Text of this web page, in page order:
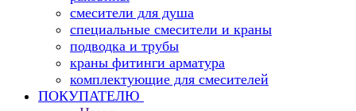
смесители для душа
специальные смесители и краны
подводка и трубы
краны фитинги арматура
комплектующие для смесителей
ПОКУПАТЕЛЮ